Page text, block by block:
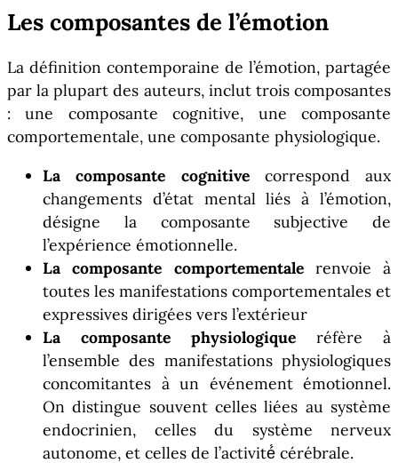
Les composantes de l’émotion
La définition contemporaine de l’émotion, partagée
par la plupart des auteurs, inclut trois composantes
: une composante cognitive, une composante
comportementale, une composante physiologique.
La composante cognitivecorrespond aux
changements d’état mental liés à l’émotion,
désigne la composante subjective de
l’expérience émotionnelle.
La composante comportementalerenvoie à
toutes les manifestations comportementales et
expressives dirigées vers l’extérieur
La composante physiologique réfère à
l’ensemble des manifestations physiologiques
concomitantes à un événement émotionnel.
On distingue souvent celles liées au système
endocrinien, celles du système nerveux
autonome, et celles de l’activité́ cérébrale.